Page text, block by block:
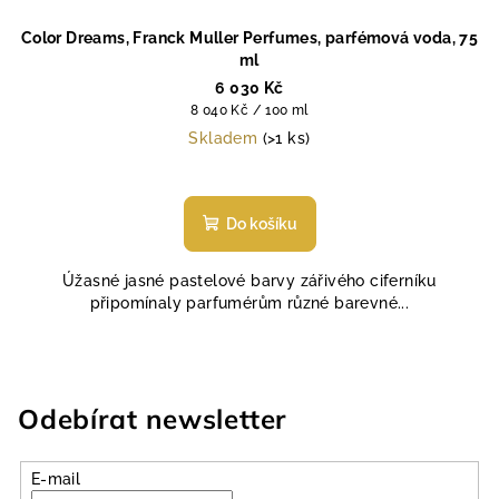
Color Dreams, Franck Muller Perfumes, parfémová voda, 75
ml
6 030 Kč
Měrná
cena:
8 040 Kč / 100 ml
Skladem (>1 ks)
hodnocení
produktu
z
5
Do košíku
Úžasné jasné pastelové barvy zářivého ciferníku
připomínaly parfumérům různé barevné...
Odebírat newsletter
E-mail